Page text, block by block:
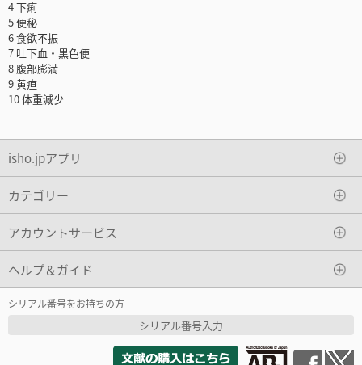
4 下痢
5 便秘
6 食欲不振
7 吐下血・黒色便
8 腹部膨満
9 黄疸
10 体重減少
isho.jpアプリ
カテゴリー
アカウントサービス
ヘルプ＆ガイド
シリアル番号をお持ちの方
シリアル番号入力